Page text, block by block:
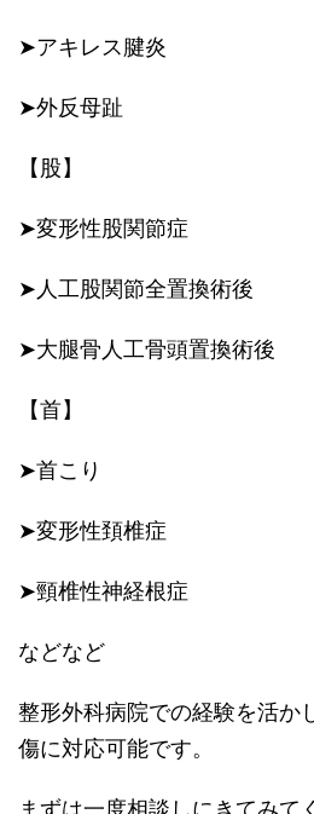
➤アキレス腱炎
➤外反母趾
【股】
➤変形性股関節症
➤人工股関節全置換術後
➤大腿骨人工骨頭置換術後
【首】
➤首こり
➤変形性頚椎症
➤頸椎性神経根症
などなど
整形外科病院での経験を活か
傷に対応可能です。
まずは一度相談しにきてみて